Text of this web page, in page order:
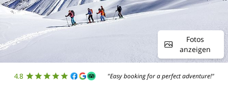
Fotos
anzeigen
4.8 "Easy booking for a perfect adventure!"